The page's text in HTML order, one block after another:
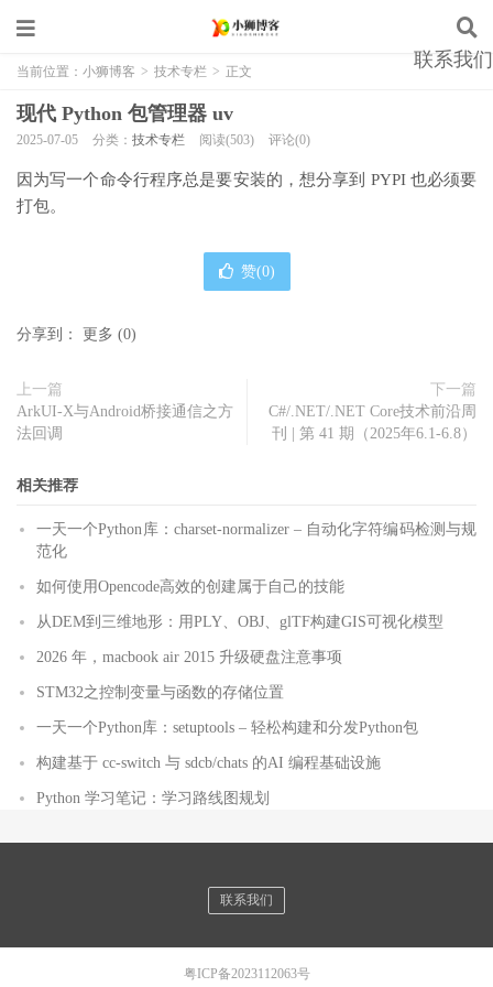
联系我们
当前位置： 小狮博客 > 技术专栏 > 正文
现代 Python 包管理器 uv
2025-07-05 分类： 技术专栏 阅读(503) 评论(0)
因为写一个命令行程序总是要安装的，想分享到 PYPI 也必须要
打包。
赞(0)
分享到： 更多 (0)
上一篇
ArkUI-X与Android桥接通信之方
法回调
下一篇
C#/.NET/.NET Core技术前沿周
刊 | 第 41 期（2025年6.1-6.8）
相关推荐
一天一个Python库：charset-normalizer – 自动化字符编码检测与规
范化
如何使用Opencode高效的创建属于自己的技能
从DEM到三维地形：用PLY、OBJ、glTF构建GIS可视化模型
2026 年，macbook air 2015 升级硬盘注意事项
STM32之控制变量与函数的存储位置
一天一个Python库：setuptools – 轻松构建和分发Python包
构建基于 cc-switch 与 sdcb/chats 的AI 编程基础设施
Python 学习笔记：学习路线图规划
联系我们
粤ICP备2023112063号